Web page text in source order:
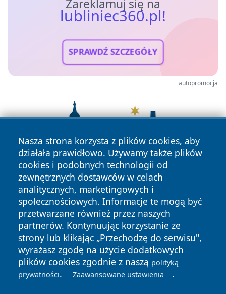
Zareklamuj się na
lubliniec360.pl!
SPRAWDŹ SZCZEGÓŁY
autopromocja
Nasza strona korzysta z plików cookies, aby
działała prawidłowo. Używamy także plików
cookies i podobnych technologii od
zewnętrznych dostawców w celach
analitycznych, marketingowych i
społecznościowych. Informacje te mogą być
przetwarzane również przez naszych
partnerów. Kontynuując korzystanie ze
strony lub klikając „Przechodzę do serwisu",
wyrażasz zgodę na użycie dodatkowych
plików cookies zgodnie z naszą polityką
prywatności. Zaawansowane ustawienia .
Copyright © 2026 lubliniec360.pl Wszystkie prawa
zastrzeżone.